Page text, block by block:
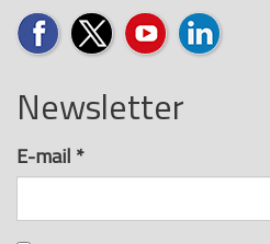
Newsletter
E-mail *